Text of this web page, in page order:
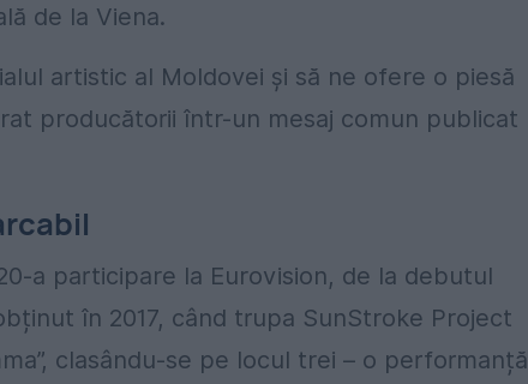
de la Viena.
artistic al Moldovei și să ne ofere o piesă
producătorii într-un mesaj comun publicat
a participare la Eurovision, de la debutul
în 2017, când trupa SunStroke Project
clasându-se pe locul trei – o performanță